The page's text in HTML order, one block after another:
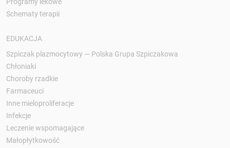
Programy lekowe
Schematy terapii
EDUKACJA
Szpiczak plazmocytowy — Polska Grupa Szpiczakowa
Chłoniaki
Choroby rzadkie
Farmaceuci
Inne mieloproliferacje
Infekcje
Leczenie wspomagające
Małopłytkowość